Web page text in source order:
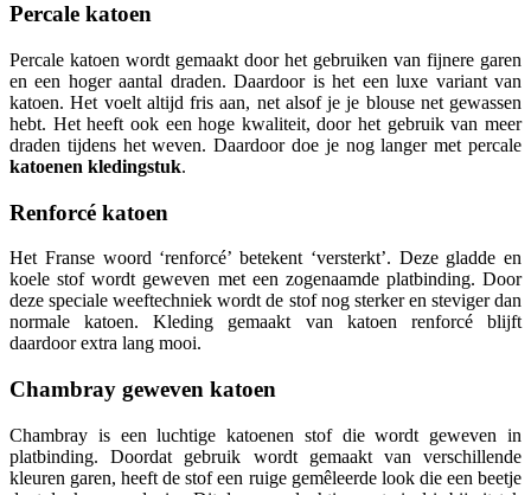
Percale katoen
Percale katoen wordt gemaakt door het gebruiken van fijnere garen
en een hoger aantal draden. Daardoor is het een luxe variant van
katoen. Het voelt altijd fris aan, net alsof je je blouse net gewassen
hebt. Het heeft ook een hoge kwaliteit, door het gebruik van meer
draden tijdens het weven. Daardoor doe je nog langer met percale
katoenen kledingstuk.
Renforcé katoen
Het Franse woord ‘renforcé’ betekent ‘versterkt’. Deze gladde en
koele stof wordt geweven met een zogenaamde platbinding. Door
deze speciale weeftechniek wordt de stof nog sterker en steviger dan
normale katoen. Kleding gemaakt van katoen renforcé blijft
daardoor extra lang mooi.
Chambray geweven katoen
Chambray is een luchtige katoenen stof die wordt geweven in
platbinding. Doordat gebruik wordt gemaakt van verschillende
kleuren garen, heeft de stof een ruige gemêleerde look die een beetje